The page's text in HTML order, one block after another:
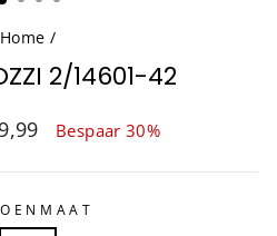
Home /
2/14601-42
Bespaar 30%